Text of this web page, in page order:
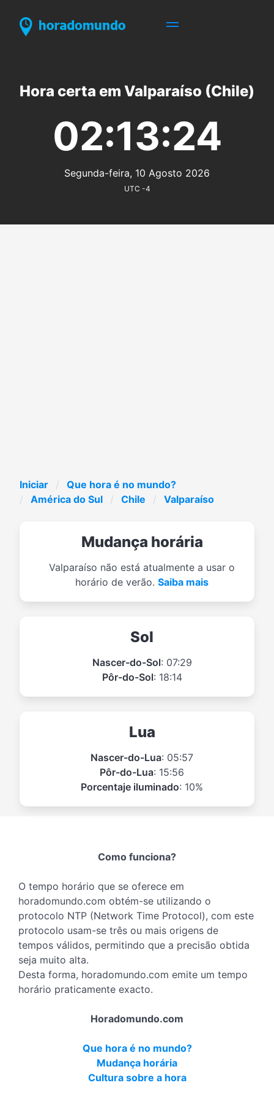
Hora certa em Valparaíso (Chile)
02:13:24
Segunda-feira, 10 Agosto 2026
UTC -4
Iniciar
Que hora é no mundo?
América do Sul
Chile Valparaíso
Mudança horária
Valparaíso não está atualmente a usar o
horário de verão. Saiba mais
Sol
Nascer-do-Sol: 07:29
Pôr-do-Sol: 18:14
Lua
Nascer-do-Lua: 05:57
Pôr-do-Lua: 15:56
Porcentaje iluminado: 10%
Como funciona?
O tempo horário que se oferece em
horadomundo.com obtém-se utilizando o
protocolo NTP (Network Time Protocol), com este
protocolo usam-se três ou mais origens de
tempos válidos, permitindo que a precisão obtida
seja muito alta.
Desta forma, horadomundo.com emite um tempo
horário praticamente exacto.
Horadomundo.com
Que hora é no mundo?
Mudança horária
Cultura sobre a hora